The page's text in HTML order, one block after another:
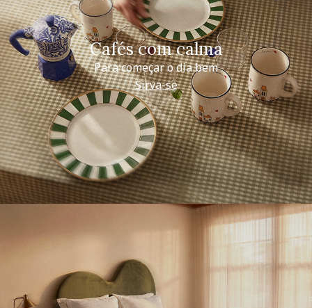
Cafés com calma
Para começar o dia bem
Sirva-se